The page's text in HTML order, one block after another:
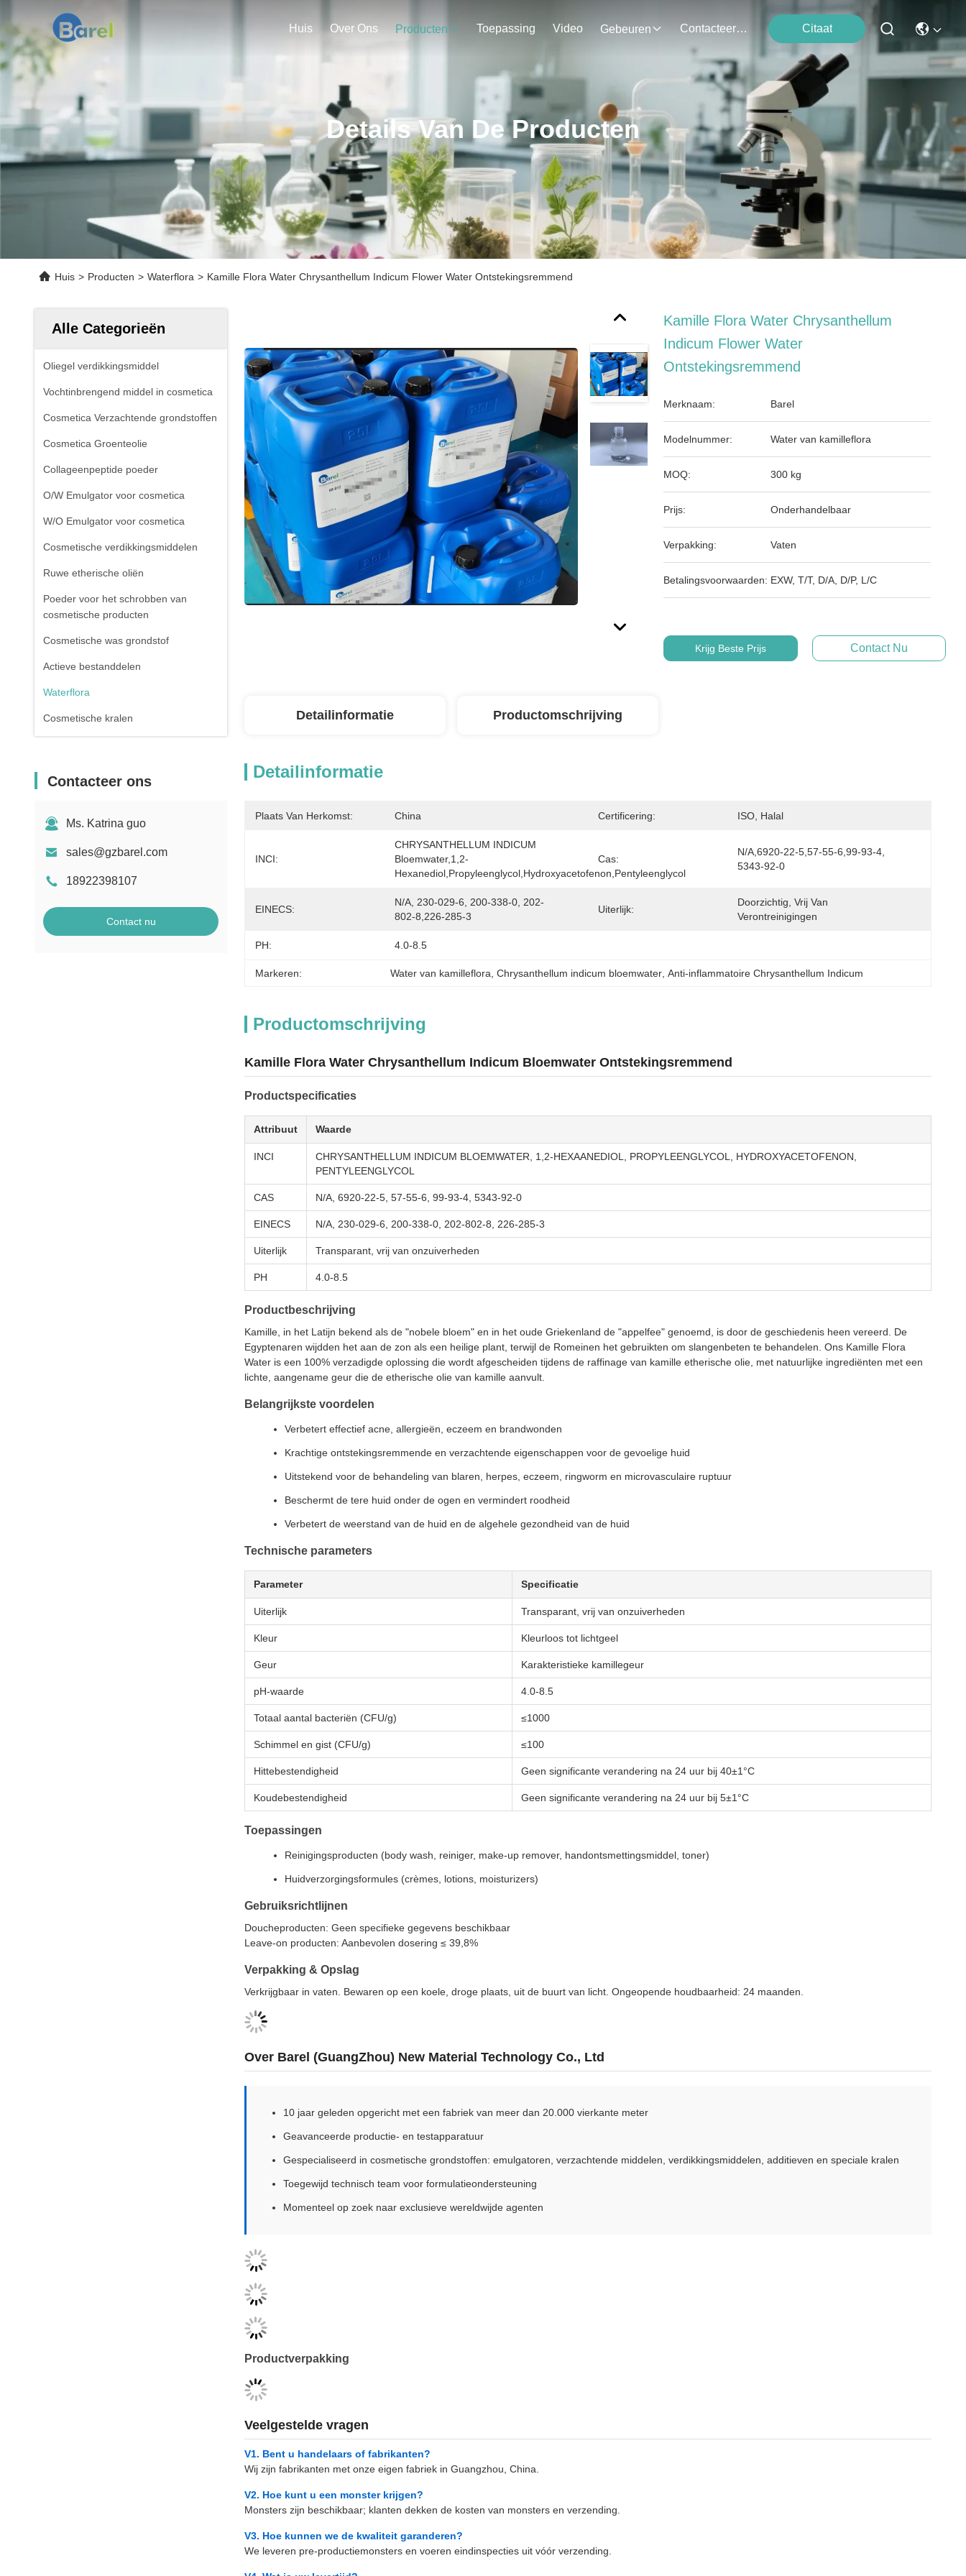
Huis Over Ons Producten Toepassing Video Gebeuren Contacteer Ons Citaat
Details Van De Producten
Huis > Producten > Waterflora > Kamille Flora Water Chrysanthellum Indicum Flower Water Ontstekingsremmend
Alle Categorieën
Oliegel verdikkingsmiddel
Vochtinbrengend middel in cosmetica
Cosmetica Verzachtende grondstoffen
Cosmetica Groenteolie
Collageenpeptide poeder
O/W Emulgator voor cosmetica
W/O Emulgator voor cosmetica
Cosmetische verdikkingsmiddelen
Ruwe etherische oliën
Poeder voor het schrobben van
cosmetische producten
Cosmetische was grondstof
Actieve bestanddelen
Waterflora
Cosmetische kralen
Contacteer ons
Ms. Katrina guo
sales@gzbarel.com
18922398107
Contact nu
Kamille Flora Water Chrysanthellum
Indicum Flower Water
Ontstekingsremmend
Merknaam: Barel
Modelnummer: Water van kamilleflora
MOQ: 300 kg
Prijs: Onderhandelbaar
Verpakking: Vaten
Betalingsvoorwaarden: EXW, T/T, D/A, D/P, L/C
Krijg Beste Prijs Contact Nu
Detailinformatie Productomschrijving
Detailinformatie
Plaats Van Herkomst: China Certificering: ISO, Halal
INCI:
CHRYSANTHELLUM INDICUM
Bloemwater,1,2-
Hexanediol,propyleenglycol,hydroxyacetofenon,pentyleenglycol
Cas:
N/A,6920-22-5,57-55-6,99-93-4,
5343-92-0
EINECS:
N/A, 230-029-6, 200-338-0, 202-
802-8,226-285-3
Uiterlijk:
Doorzichtig, Vrij Van
Verontreinigingen
PH: 4.0-8.5
Markeren: Water van kamilleflora , Chrysanthellum indicum bloemwater , Anti-inflammatoire Chrysanthellum Indicum
Productomschrijving
Kamille Flora Water Chrysanthellum Indicum Bloemwater Ontstekingsremmend
Productspecificaties
Attribuut Waarde
INCI
CHRYSANTHELLUM INDICUM BLOEMWATER, 1,2-HEXAANEDIOL, PROPYLEENGLYCOL, HYDROXYACETOFENON,
PENTYLEENGLYCOL
CAS N/A, 6920-22-5, 57-55-6, 99-93-4, 5343-92-0
EINECS N/A, 230-029-6, 200-338-0, 202-802-8, 226-285-3
Uiterlijk Transparant, vrij van onzuiverheden
PH 4.0-8.5
Productbeschrijving
Kamille, in het Latijn bekend als de "nobele bloem" en in het oude Griekenland de "appelfee" genoemd, is door de geschiedenis heen vereerd. De
Egyptenaren wijdden het aan de zon als een heilige plant, terwijl de Romeinen het gebruikten om slangenbeten te behandelen. Ons Kamille Flora
Water is een 100% verzadigde oplossing die wordt afgescheiden tijdens de raffinage van kamille etherische olie, met natuurlijke ingrediënten met een
lichte, aangename geur die de etherische olie van kamille aanvult.
Belangrijkste voordelen
Verbetert effectief acne, allergieën, eczeem en brandwonden
Krachtige ontstekingsremmende en verzachtende eigenschappen voor de gevoelige huid
Uitstekend voor de behandeling van blaren, herpes, eczeem, ringworm en microvasculaire ruptuur
Beschermt de tere huid onder de ogen en vermindert roodheid
Verbetert de weerstand van de huid en de algehele gezondheid van de huid
Technische parameters
Parameter Specificatie
Uiterlijk Transparant, vrij van onzuiverheden
Kleur Kleurloos tot lichtgeel
Geur Karakteristieke kamillegeur
pH-waarde 4.0-8.5
Totaal aantal bacteriën (CFU/g) ≤1000
Schimmel en gist (CFU/g) ≤100
Hittebestendigheid Geen significante verandering na 24 uur bij 40±1°C
Koudebestendigheid Geen significante verandering na 24 uur bij 5±1°C
Toepassingen
Reinigingsproducten (body wash, reiniger, make-up remover, handontsmettingsmiddel, toner)
Huidverzorgingsformules (crèmes, lotions, moisturizers)
Gebruiksrichtlijnen
Doucheproducten: Geen specifieke gegevens beschikbaar
Leave-on producten: Aanbevolen dosering ≤ 39,8%
Verpakking & Opslag
Verkrijgbaar in vaten. Bewaren op een koele, droge plaats, uit de buurt van licht. Ongeopende houdbaarheid: 24 maanden.
Over Barel (GuangZhou) New Material Technology Co., Ltd
10 jaar geleden opgericht met een fabriek van meer dan 20.000 vierkante meter
Geavanceerde productie- en testapparatuur
Gespecialiseerd in cosmetische grondstoffen: emulgatoren, verzachtende middelen, verdikkingsmiddelen, additieven en speciale kralen
Toegewijd technisch team voor formulatieondersteuning
Momenteel op zoek naar exclusieve wereldwijde agenten
Productverpakking
Veelgestelde vragen
V1. Bent u handelaars of fabrikanten?
Wij zijn fabrikanten met onze eigen fabriek in Guangzhou, China.
V2. Hoe kunt u een monster krijgen?
Monsters zijn beschikbaar; klanten dekken de kosten van monsters en verzending.
V3. Hoe kunnen we de kwaliteit garanderen?
We leveren pre-productiemonsters en voeren eindinspecties uit vóór verzending.